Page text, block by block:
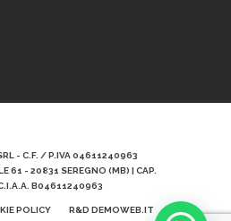
- C.F. / P.IVA 04611240963
61 - 20831 SEREGNO (MB) | CAP.
B04611240963
POLICY R&D DEMOWEB.IT